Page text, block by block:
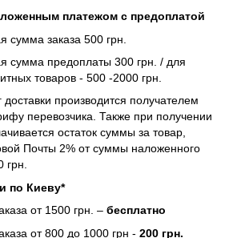
платежом с предоплатой
сумма заказа 500 грн.
сумма предоплаты 300 грн. / для
товаров - 500 -2000 грн.
доставки производится получателем
перевозчика. Также при получении
остаток суммы за товар,
Почты 2% от суммы наложенного
грн.
по Киеву*
от 1500 грн. – бесплатно
от 800 до 1000 грн - 200 грн.